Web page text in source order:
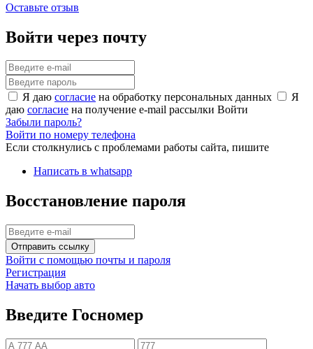
Оставьте отзыв
Войти через почту
Я даю согласие на обработку персональных данных
Я
даю согласие на получение e-mail рассылки Войти
Забыли пароль?
Войти по номеру телефона
Если столкнулись с проблемами работы сайта, пишите
Написать в whatsapp
Восстановление пароля
Отправить ссылку
Войти с помощью почты и пароля
Регистрация
Начать выбор авто
Введите Госномер